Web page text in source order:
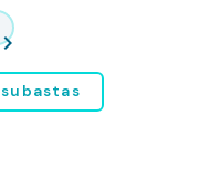
inmuebles ubicados en